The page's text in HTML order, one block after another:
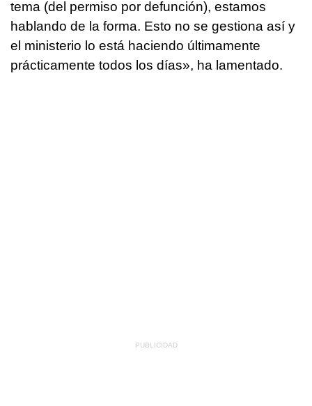
tema (del permiso por defunción), estamos
hablando de la forma. Esto no se gestiona así y
el ministerio lo está haciendo últimamente
prácticamente todos los días», ha lamentado.